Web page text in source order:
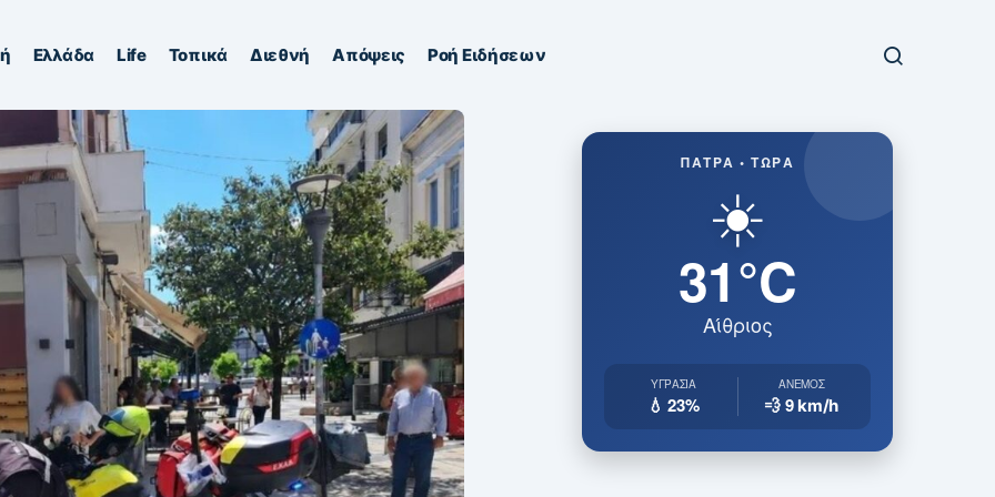
Ελλάδα Life Τοπικά Διεθνή Απόψεις Ροή Ειδήσεων
ΠΆΤΡΑ • ΤΏΡΑ
☀️
31°C
Αίθριος
ΥΓΡΑΣΊΑ
💧 23%
ΆΝΕΜΟΣ
💨 9km/h